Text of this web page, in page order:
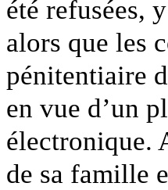
été refusées,
alors que les
pénitentiaire
en vue d’un
électronique.
de sa famille